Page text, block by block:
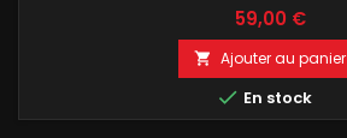
Prix
59,00 €
 Ajouter au panier
 En stock